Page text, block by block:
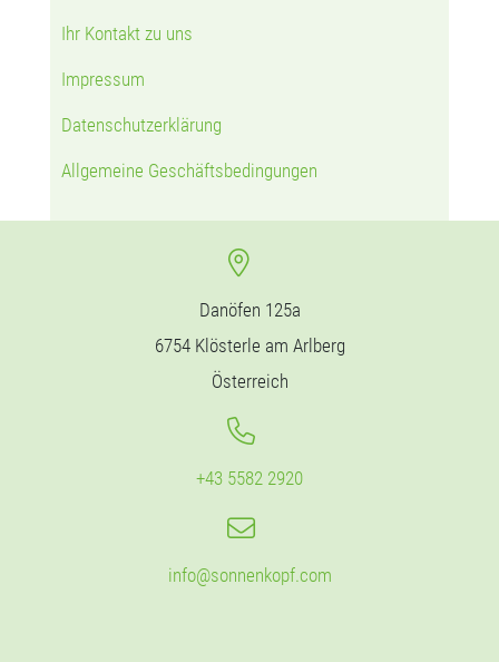
Ihr Kontakt zu uns
Impressum
Datenschutzerklärung
Allgemeine Geschäftsbedingungen
Danöfen 125a
6754 Klösterle am Arlberg
Österreich
+43 5582 2920
info@sonnenkopf.com